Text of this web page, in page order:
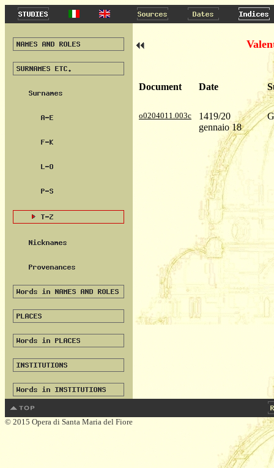
Document Date
o0204011.003c
1419/20
gennaio 18
© 2015 Opera di Santa Maria del Fiore